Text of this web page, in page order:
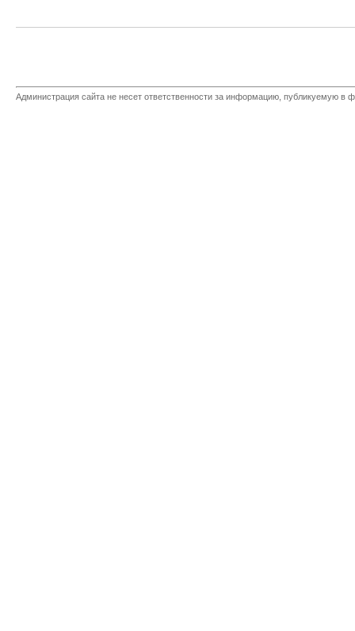
Администрация сайта не несет ответственности за информацию, публикуемую